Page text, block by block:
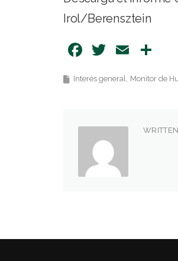
Irol/Berensztein
Facebook
Twitter
Email
Interés general Monitor de